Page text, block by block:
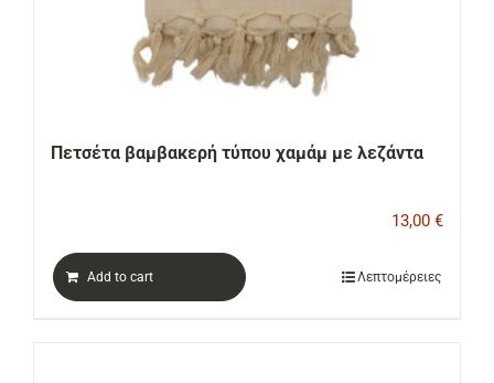
Πετσέτα βαμβακερή τύπου χαμάμ με λεζάντα
13,00 €
Add to cart Λεπτομέρειες